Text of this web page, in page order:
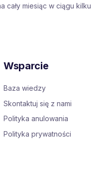
cały miesiąc w ciągu kilku
Wsparcie
Baza wiedzy
Skontaktuj się z nami
Polityka anulowania
Polityka prywatności